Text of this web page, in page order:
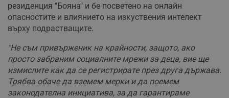
резиденция "Бояна" и бе посветено на онлайн
опасностите и влиянието на изкуствения интелект
върху подрастващите.
"Не съм привърженик на крайности, защото, ако
просто забраним социалните мрежи за деца, вие ще
измислите как да се регистрирате през друга държава.
Трябва обаче да вземем мерки и да поемем
законодателна инициатива, за да гарантираме